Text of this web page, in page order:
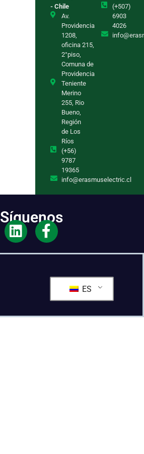
- Chile
Av.
Providencia
1208,
oficina 215,
2°piso,
Comuna de
Providencia
Teniente
Merino
255, Rio
Bueno,
Región
de Los
Ríos
(+56)
9787
19365
info@erasmuselectric.cl
(+507)
6903
4026
Síguenos
ES